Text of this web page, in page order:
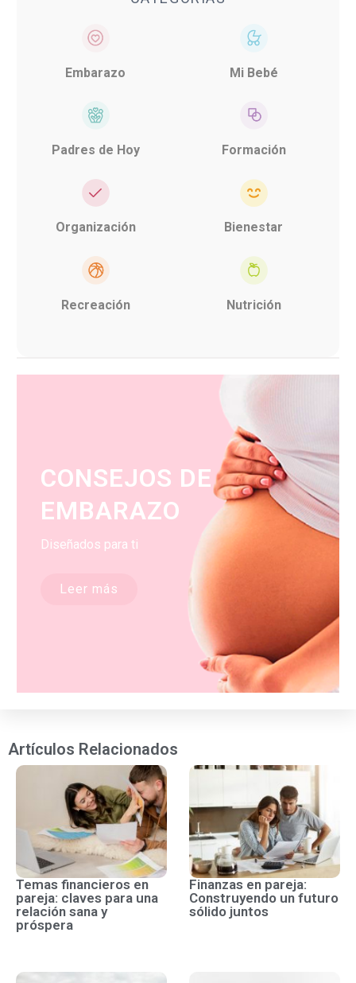
Embarazo Mi Bebé
Padres de Hoy Formación
Organización Bienestar
Recreación Nutrición
CONSEJOS DE
EMBARAZO
Diseñados para ti
Leer más
Artículos Relacionados
Temas financieros en
pareja: claves para una
relación sana y
próspera
Finanzas en pareja:
Construyendo un futuro
sólido juntos